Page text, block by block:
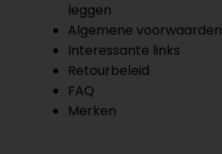
leggen
Algemene voorwaarden
Interessante links
Retourbeleid
FAQ
Merken